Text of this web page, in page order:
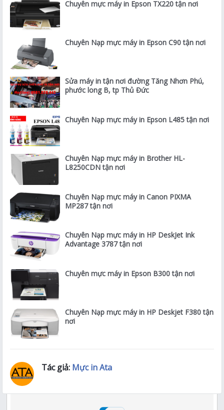
Chuyên mực máy in Epson TX220 tận nơi
Chuyên Nạp mực máy in Epson C90 tận nơi
Sửa máy in tận nơi đường Tăng Nhơn Phú,
phước long B, tp Thủ Đức
Chuyên Nạp mực máy in Epson L485 tận nơi
Chuyên Nạp mực máy in Brother HL-
L8250CDN tận nơi
Chuyên Nạp mực máy in Canon PIXMA
MP287 tận nơi
Chuyên Nạp mực máy in HP DeskJet Ink
Advantage 3787 tận nơi
Chuyên mực máy in Epson B300 tận nơi
Chuyên Nạp mực máy in HP Deskjet F380 tận
nơi
Tác giả: Mực in Ata